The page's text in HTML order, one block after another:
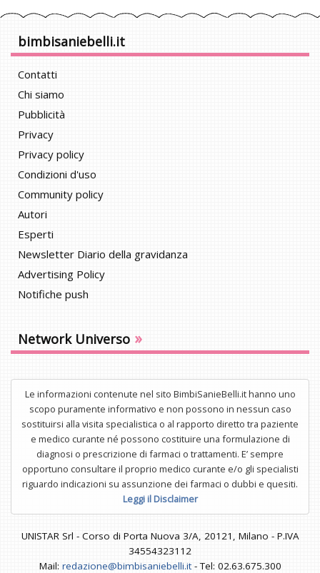
bimbisaniebelli.it
Contatti
Chi siamo
Pubblicità
Privacy
Privacy policy
Condizioni d'uso
Community policy
Autori
Esperti
Newsletter Diario della gravidanza
Advertising Policy
Notifiche push
Network Universo »
Le informazioni contenute nel sito BimbiSanieBelli.it hanno uno
scopo puramente informativo e non possono in nessun caso
sostituirsi alla visita specialistica o al rapporto diretto tra paziente
e medico curante né possono costituire una formulazione di
diagnosi o prescrizione di farmaci o trattamenti. E’ sempre
opportuno consultare il proprio medico curante e/o gli specialisti
riguardo indicazioni su assunzione dei farmaci o dubbi e quesiti.
Leggi il Disclaimer
UNISTAR Srl - Corso di Porta Nuova 3/A, 20121, Milano - P.IVA
34554323112
Mail: redazione@bimbisaniebelli.it- Tel: 02.63.675.300